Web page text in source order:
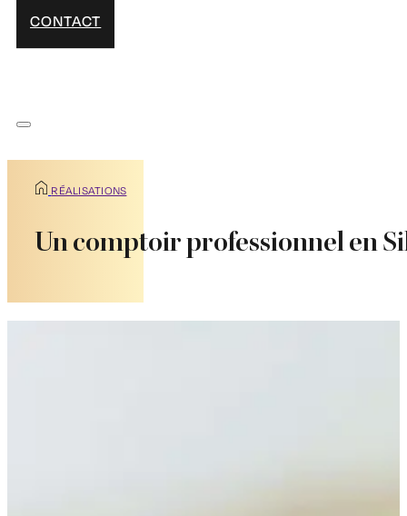
CONTACT
RÉALISATIONS
Un comptoir professionnel en